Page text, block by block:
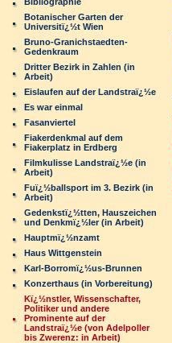
Botanischer Garten der
Universitï¿½t Wien
Bruno-Granichstaedten-
Gedenkraum
Dritter Bezirk in Zahlen (in
Arbeit)
Eislaufen auf der Landstraï¿½e
Es war einmal
Fasanviertel
Fiakerdenkmal auf dem
Fiakerplatz in Erdberg
Filmkulisse Landstraï¿½e (in
Arbeit)
Fuï¿½ballsport im 3. Bezirk (in
Arbeit)
Gedenkstï¿½tten, Hauszeichen
und Denkmï¿½ler (in Arbeit)
Hauptmï¿½nzamt
Haus Wittgenstein
Karl-Borromï¿½us-Brunnen
Konzerthaus (in Vorbereitung)
Kï¿½nstler, Wissenschafter,
Politiker und andere
Prominente auf der
Landstraï¿½e (von Adelpoller
bis Zwerenz: in Arbeit)